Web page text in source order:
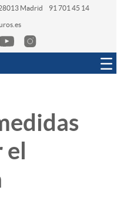
Madrid 91 701 45 14
el